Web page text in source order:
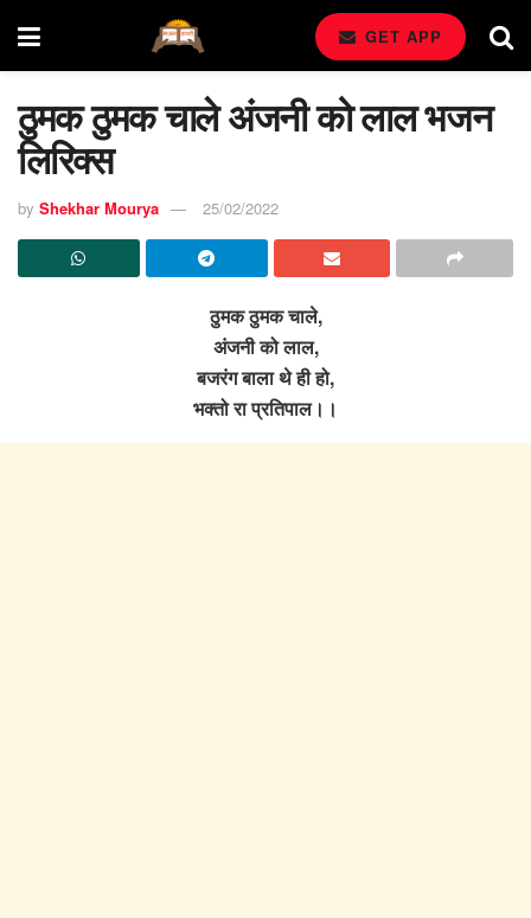
GET APP
ठुमक ठुमक चाले अंजनी को लाल भजन
लिरिक्स
by Shekhar Mourya 25/02/2022
ठुमक ठुमक चाले,
अंजनी को लाल,
बजरंग बाला थे ही हो,
भक्तो रा प्रतिपाल।।